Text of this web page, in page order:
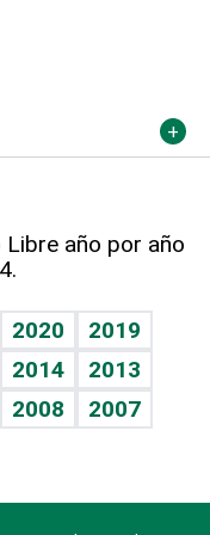
año por año
2020
2019
2014
2013
2008
2007